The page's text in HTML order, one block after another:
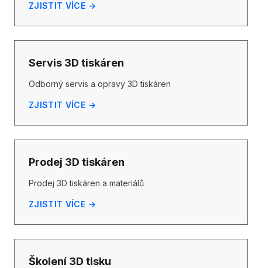
ZJISTIT VÍCE →
Servis 3D tiskáren
Odborný servis a opravy 3D tiskáren
ZJISTIT VÍCE →
Prodej 3D tiskáren
Prodej 3D tiskáren a materiálů
ZJISTIT VÍCE →
Školení 3D tisku